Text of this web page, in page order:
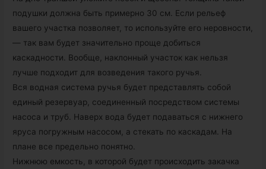
подушки должна быть примерно 30 см. Если рельеф
вашего участка позволяет, то используйте его неровности,
— так вам будет значительно проще добиться
каскадности. Вообще, наклонный участок как нельзя
лучше подходит для возведения такого ручья.
Вся водная система ручья будет представлять собой
единый резервуар, соединенный посредством системы
насоса и труб. Наверх вода будет подаваться с нижнего
яруса погружным насосом, а стекать по каскадам. На
плане все предельно понятно.
Нижнюю емкость, в которой будет происходить закачка